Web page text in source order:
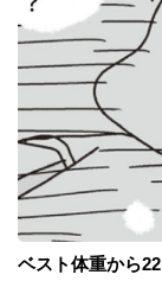
ベスト体重から